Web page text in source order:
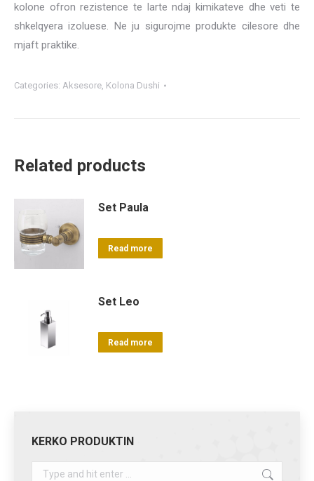
kolone ofron rezistence te larte ndaj kimikateve dhe veti te
shkelqyera izoluese. Ne ju sigurojme produkte cilesore dhe
mjaft praktike.
Categories: Aksesore, Kolona Dushi
Related products
Set Paula
Read more
Set Leo
Read more
KERKO PRODUKTIN
Search: